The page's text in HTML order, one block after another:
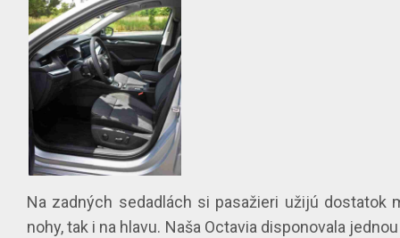
Na zadných sedadlách si pasažieri užijú dostatok
nohy, tak i na hlavu. Naša Octavia disponovala